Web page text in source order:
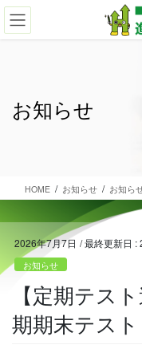
コ
ン
ナ
ビ
お知らせ
HOME お知らせ お知ら
2026年7月7日 / 最終更新日 :
お知らせ
【定期テス
期期末テスト